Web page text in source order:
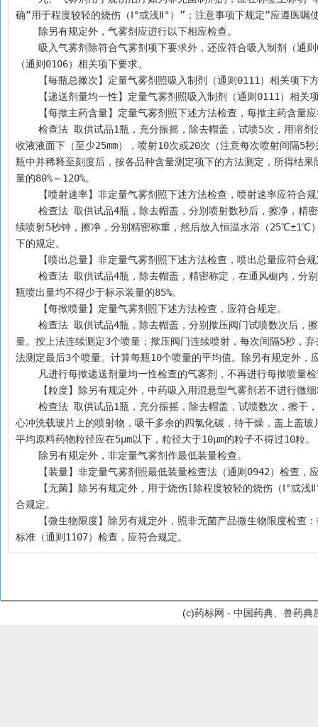
确“用于程度较轻的烧伤（Ⅰ°或浅Ⅱ°）”；注意事项下规定“应遵医嘱
    除另有规定外，气雾剂应进行以下相应检查。
（通则0106）相关项下要求。
【毎瓶总撖次】定量气雾剂照吸入制剂（通则0111）相关项
【递送剂量均一性】定量气雾剂照吸入制剂（通则0111）相
【每揿主药含量】定量气雾剂照下述方法检查，每揿主药含量
收液液面下（至少25mm），喷射10次或20次（注意每次喷射间隔5
瓶中并稀释至刻度后，按各品种含量测定项下的方法测定，所得结
量的80%～120%。
【喷射速率】非定量气雾剂照下述方法检查，喷射速率应符合
续喷射5秒钟，擦净，分别精密称重，然后放入恒温水浴（25℃±1℃
下的规定。
【喷出总量】非定量气雾剂照下述方法检查，喷出总量应符合
瓶喷出量均不得少于标示装量的85%。
    【每揿喷量】定量气雾剂照下述方法检查，应符合规定。
量。按上法连续测定3个喷量；揿压阀门连续喷射，每次间隔5秒，
法测定最后3个喷量。计算每瓶10个喷量的平均值。除另有规定外，
凡进行每揿递送剂量均一性检查的气雾剂，不再进行每揿喷量
【粒度】除另有规定外，中药吸入用混悬型气雾剂若不进行
心冲洗载玻片上的喷射物，吸干多余的四氯化碳，待干燥，盖上盖
平均原料药物粒径应在5μm以下，粒径大于10μm的粒子不得过10粒。
    除另有规定外，非定量气雾剂作最低装量检查。
【装量】非定量气雾剂照最低装量检查法（通则0942）检查，
合规定。
标准（通则1107）检查，应符合规定。
(c)药标网 - 中国药典、兽药典